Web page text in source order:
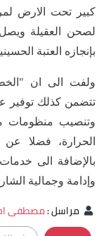
كبير تحت الارض
لصحن العقيلة
بإنجازه العتبة
ولفت الى ان
تتضمن كذلك توفير
وتنصيب منظومات
الحرارة، فضلا
بالإضافة الى
وإدامة وجمالية
مراسل:مصطفى